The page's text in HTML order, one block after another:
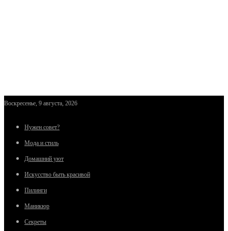
Воскресенье, 9 августа, 2026
Нужен совет?
Мода и стиль
Домашний уют
Искусство быть красивой
Пилинги
Маникюр
Секреты